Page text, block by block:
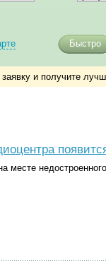
Быстро
и получите
месте